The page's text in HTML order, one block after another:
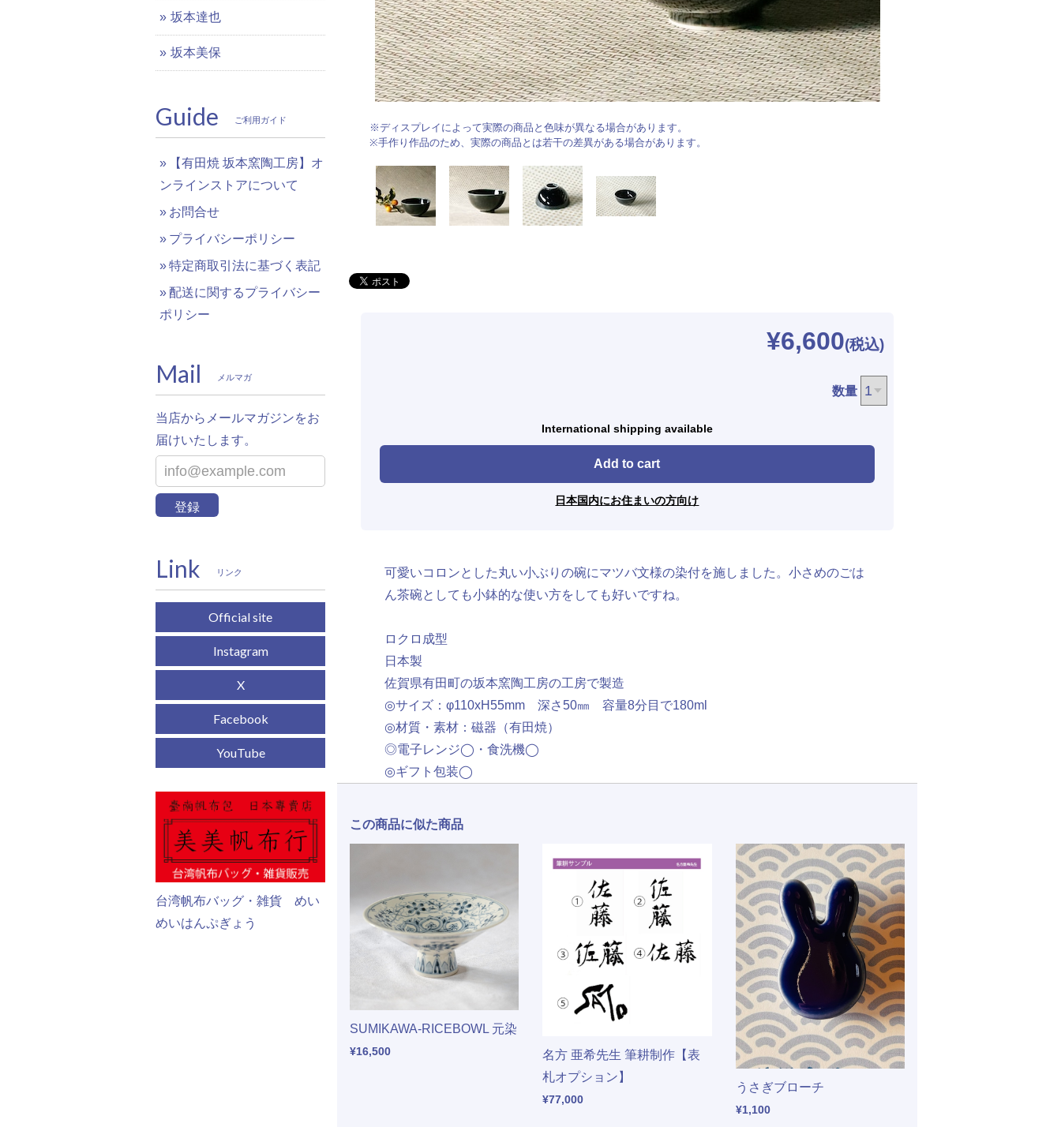
※ディスプレイによって実際の商品と色味が異なる場合があります。
※手作り作品のため、実際の商品とは若干の差異がある場合があります。
¥6,600
数量
International shipping available
Add to cart
日本国内にお住まいの方向け
可愛いコロンとした丸い小ぶりの碗にマツバ文様の染付を施しました。小さめのごは
ん茶碗としても小鉢的な使い方をしても好いですね。
ロクロ成型
日本製
佐賀県有田町の坂本窯陶工房の工房で製造
◎サイズ：φ110xH55mm 深さ50㎜ 容量8分目で180ml
◎材質・素材：磁器（有田焼）
◎電子レンジ◯・食洗機◯
◎ギフト包装◯
この商品に似た商品
SUMIKAWA-RICEBOWL 元染
¥16,500
名方 亜希先生 筆耕制作【表
札オプション】
¥77,000
うさぎブローチ
¥1,100
坂本達也
坂本美保
Guide ご利用ガイド
【有田焼 坂本窯陶工房】オ
ンラインストアについて
お問合せ
プライバシーポリシー
特定商取引法に基づく表記
配送に関するプライバシー
ポリシー
Mail メルマガ
当店からメールマガジンをお
届けいたします。
登録
Link リンク
Official site
Instagram
X
Facebook
YouTube
台湾帆布バッグ・雑貨 めい
めいはんぷぎょう